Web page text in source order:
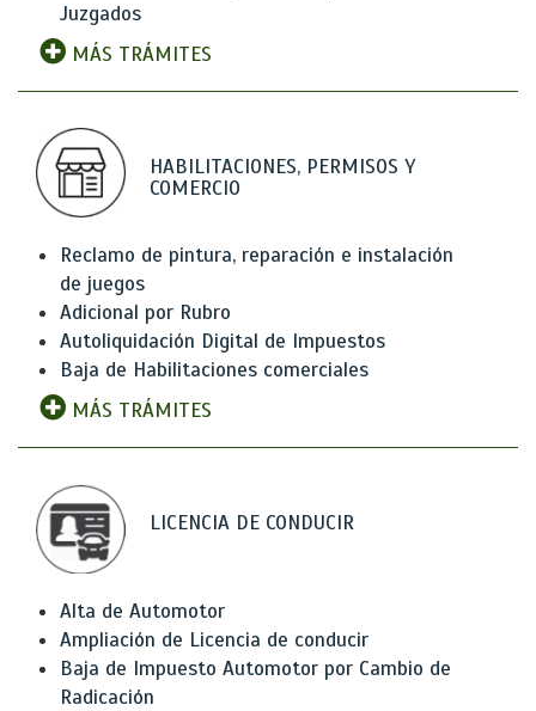
Juzgados
MÁS TRÁMITES
HABILITACIONES, PERMISOS Y
COMERCIO
Reclamo de pintura, reparación e instalación
de juegos
Adicional por Rubro
Autoliquidación Digital de Impuestos
Baja de Habilitaciones comerciales
MÁS TRÁMITES
LICENCIA DE CONDUCIR
Alta de Automotor
Ampliación de Licencia de conducir
Baja de Impuesto Automotor por Cambio de
Radicación